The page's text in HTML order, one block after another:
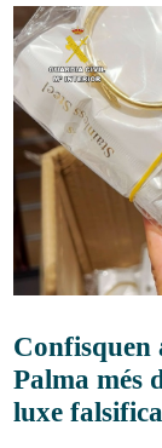
Confisquen
Palma més
luxe